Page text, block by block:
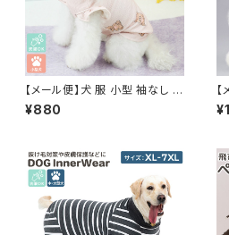
【メール便】犬 服 小型 袖なし 肩
フリル トップス リードリング付き
凹凸生地 裏面 蒸れにくい／pe
¥880
品